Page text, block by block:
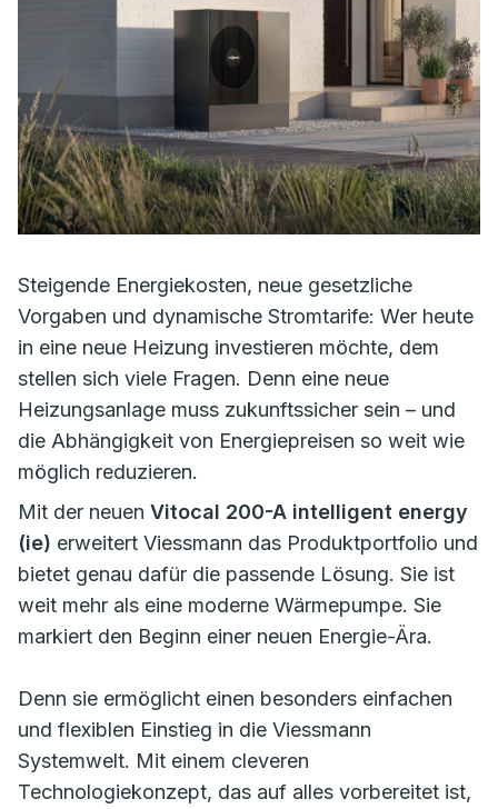
Steigende Energiekosten, neue gesetzliche
Vorgaben und dynamische Stromtarife: Wer heute
in eine neue Heizung investieren möchte, dem
stellen sich viele Fragen. Denn eine neue
Heizungsanlage muss zukunftssicher sein – und
die Abhängigkeit von Energiepreisen so weit wie
möglich reduzieren.
Mit der neuen Vitocal 200-A intelligent energy
(ie) erweitert Viessmann das Produktportfolio und
bietet genau dafür die passende Lösung. Sie ist
weit mehr als eine moderne Wärmepumpe. Sie
markiert den Beginn einer neuen Energie-Ära.
Denn sie ermöglicht einen besonders einfachen
und flexiblen Einstieg in die Viessmann
Systemwelt. Mit einem cleveren
Technologiekonzept, das auf alles vorbereitet ist,